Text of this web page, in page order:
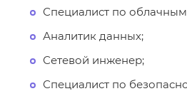
Специалист по
Аналитик данных;
Сетевой инженер;
Специалист по